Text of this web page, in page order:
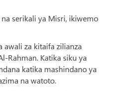
serikali ya Misri, ikiwemo
awali za kitaifa zilianza
Rahman. Katika siku ya
katika mashindano ya
na watoto.